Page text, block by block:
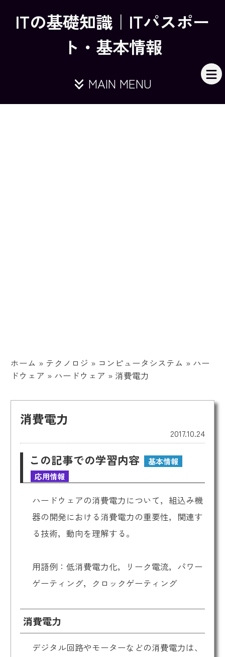
ITの基礎知識｜ITパスポー
ト・基本情報
MAIN MENU
ホーム » テクノロジ » コンピュータシステム » ハー
ドウェア » ハードウェア »消費電力
消費電力
2017.10.24
この記事での学習内容
基本情報
応用情報
ハードウェアの消費電力について，組込み機
器の開発における消費電力の重要性，関連す
る技術，動向を理解する。
用語例：低消費電力化，リーク電流，パワー
ゲーティング，クロックゲーティング
消費電力
デジタル回路やモーターなどの消費電力は、